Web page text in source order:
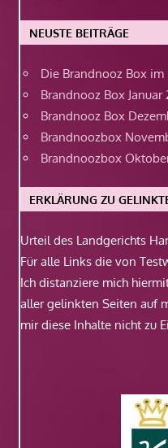
NEUSTE BEITRÄGE
Die Brandnooz Box im
Brandnooz Box Januar
Brandnooz Box
Brandnoozbox
Brandnoozbox
ERKLÄRUNG ZU
Urteil des Landgerichts
Für alle Links die von
Ich distanziere mich
aller gelinkten Seiten auf
mir diese Inhalte nicht zu